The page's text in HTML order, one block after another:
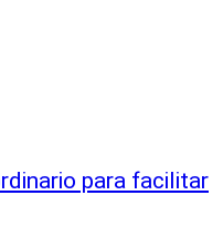
para facilitar